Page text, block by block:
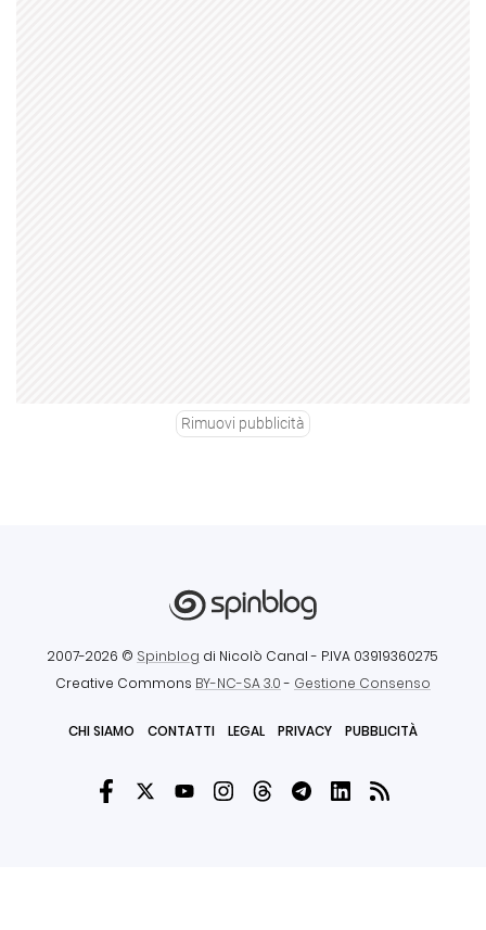
Rimuovi pubblicità
2007-2026 © Spinblog di Nicolò Canal - P.IVA 03919360275
Creative Commons BY-NC-SA 3.0- Gestione Consenso
CHI SIAMO CONTATTI LEGAL PRIVACY PUBBLICITÀ